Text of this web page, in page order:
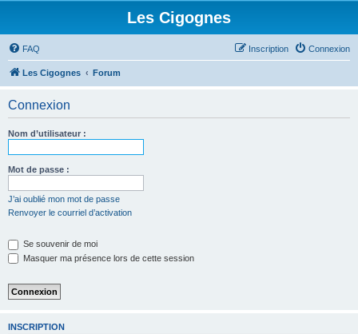
Les Cigognes
FAQ Connexion
Inscription
Les Cigognes Forum
Connexion
Nom d’utilisateur :
Mot de passe :
J’ai oublié mon mot de passe
Renvoyer le courriel d’activation
Se souvenir de moi
Masquer ma présence lors de cette session
INSCRIPTION